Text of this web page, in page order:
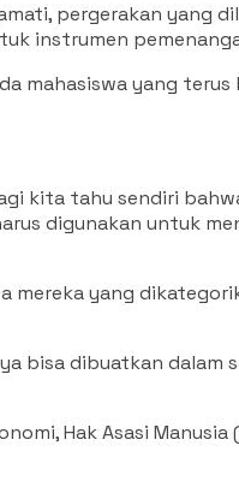
pergerakan yang
instrumen
mahasiswa yang
kita tahu sendiri
digunakan untuk
mereka yang
bisa dibuatkan dalam
Hak Asasi Manusia